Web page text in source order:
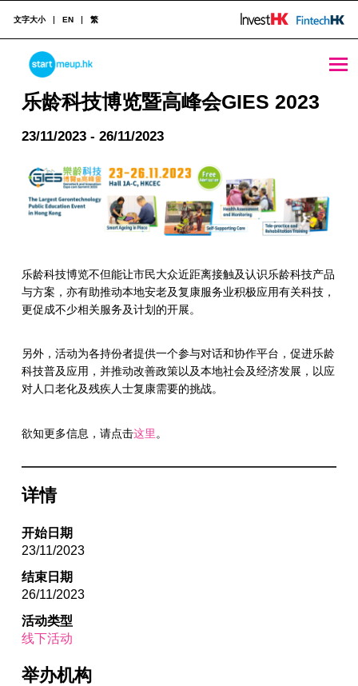
乐龄科技博览暨高峰会GIES 2023 - StartmeupHK
STARTMEUPHK
STARTMEUPHK FESTIVAL IS THE LEADING STARTUP AND INNOVATION CONFERENCE EVENT IN HONG KONG
文字大小 EN 繁
乐龄科技博览暨高峰会GIES 2023
23/11/2023 - 26/11/2023
乐龄科技博览不但能让市民大众近距离接触及认识乐龄科技产品
与方案，亦有助推动本地安老及复康服务业积极应用有关科技，
更促成不少相关服务及计划的开展。
另外，活动为各持份者提供一个参与对话和协作平台，促进乐龄
科技普及应用，并推动改善政策以及本地社会及经济发展，以应
对人口老化及残疾人士复康需要的挑战。
欲知更多信息，请点击这里 。
详情
开始日期
23/11/2023
结束日期
26/11/2023
活动类型
线下活动
举办机构